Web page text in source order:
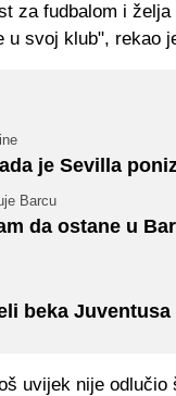
za fudbalom i
u svoj klub", rekao
je Sevilla
Barcu
da ostane u
beka Juventusa
uvijek nije